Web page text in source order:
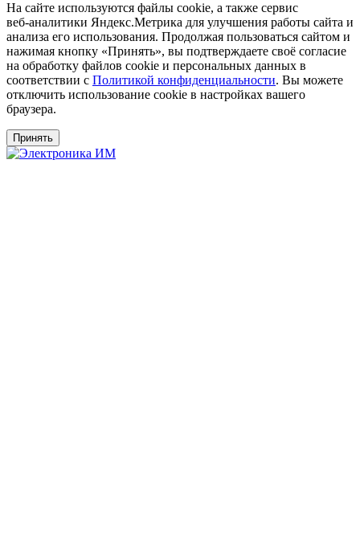
На сайте используются файлы cookie, а также сервис
веб‑аналитики Яндекс.Метрика для улучшения работы сайта и
анализа его использования. Продолжая пользоваться сайтом и
нажимая кнопку «Принять», вы подтверждаете своё согласие
на обработку файлов cookie и персональных данных в
соответствии с Политикой конфиденциальности. Вы можете
отключить использование cookie в настройках вашего
браузера.
Принять